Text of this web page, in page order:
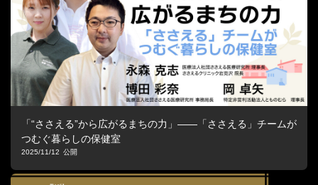
「“ささえる”から広がるまちの力」――「ささえる」チームが
つむぐ暮らしの保健室
2025/11/12